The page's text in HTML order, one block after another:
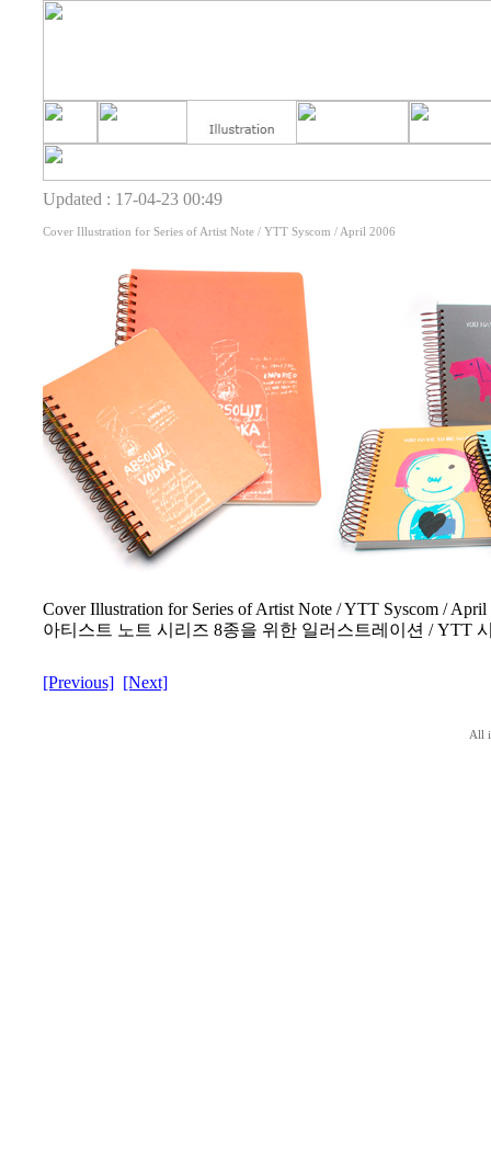
Updated : 17-04-23 00:49
Cover Illustration for Series of Artist Note / YTT Syscom / April 2006
Cover Illustration for Series of Artist Note / YTT Syscom / April
아티스트 노트 시리즈 8종을 위한 일러스트레이션 / YTT
[Previous] [Next]
All